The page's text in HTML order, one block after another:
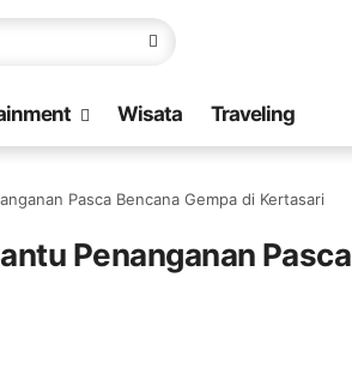
Wisata Traveling
Pasca Bencana Gempa di Kertasari
Penanganan Pasca